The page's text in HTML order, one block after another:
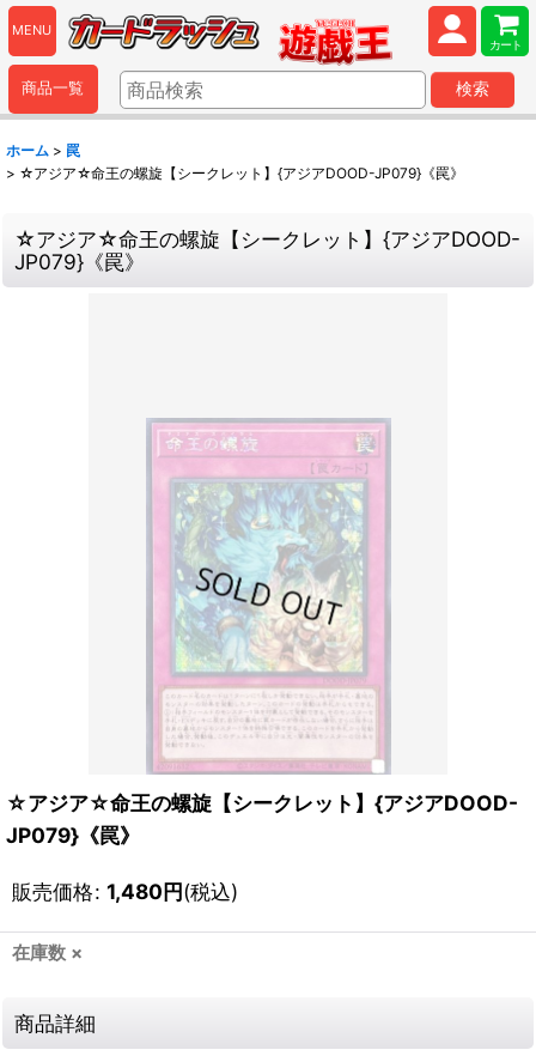
MENU
カート
商品一覧 検索
ホーム > 罠
> ☆アジア☆命王の螺旋【シークレット】{アジアDOOD-JP079}《罠》
☆アジア☆命王の螺旋【シークレット】{アジアDOOD-
JP079}《罠》
☆アジア☆命王の螺旋【シークレット】{アジアDOOD-
JP079}《罠》
販売価格: 1,480円(税込)
在庫数 ×
商品詳細